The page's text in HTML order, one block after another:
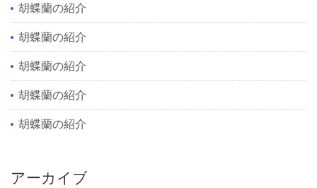
胡蝶蘭の紹介
胡蝶蘭の紹介
胡蝶蘭の紹介
胡蝶蘭の紹介
胡蝶蘭の紹介
アーカイブ